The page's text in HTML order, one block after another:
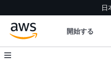
日
開始する